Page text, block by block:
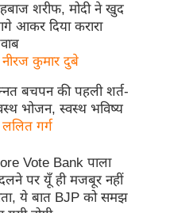
शरीफ, मोदी ने खुद
आकर दिया करारा
कुमार दुबे
बचपन की पहली शर्त-
भोजन, स्वस्थ भविष्य
गर्ग
Vote Bank पाला
पर यूँ ही मजबूर नहीं
ये बात BJP को समझ